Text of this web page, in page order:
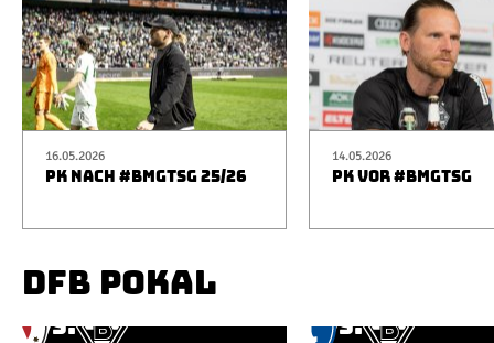
16.05.2026
PK NACH #BMGTSG 25/26
14.05.2026
PK VOR #BMGTSG
DFB POKAL